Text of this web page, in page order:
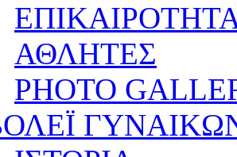
ΑΘΛΗΤΕΣ
PHOTO